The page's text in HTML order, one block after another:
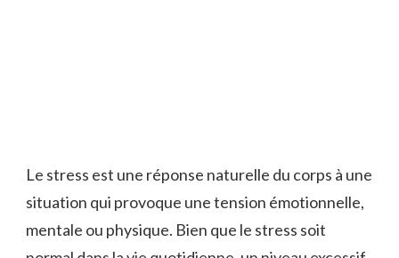
Le stress est une réponse naturelle du corps à une
situation qui provoque une tension émotionnelle,
mentale ou physique. Bien que le stress soit